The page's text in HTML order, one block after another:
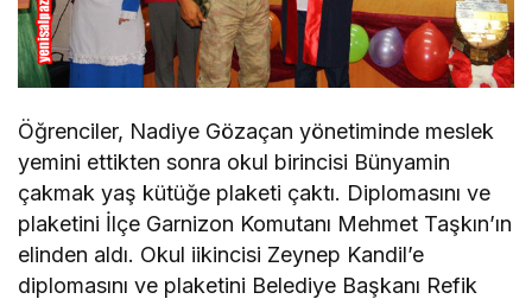
Öğrenciler, Nadiye Gözaçan yönetiminde meslek
yemini ettikten sonra okul birincisi Bünyamin
çakmak yaş kütüğe plaketi çaktı. Diplomasını ve
plaketini İlçe Garnizon Komutanı Mehmet Taşkın’ın
elinden aldı. Okul iikincisi Zeynep Kandil’e
diplomasını ve plaketini Belediye Başkanı Refik